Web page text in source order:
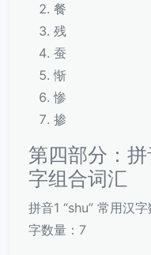
餐
残
蚕
惭
惨
掺
第四部分：
字组合词汇
拼音1 “shu” 常用汉
字数量：7